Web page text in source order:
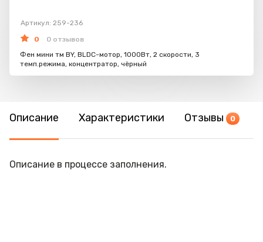
Артикул: 259-236
0
0 отзывов
Фен мини тм BY, BLDC-мотор, 1000Вт, 2 скорости, 3
темп.режима, концентратор, чёрный
Описание Характеристики Отзывы 0
Описание в процессе заполнения.